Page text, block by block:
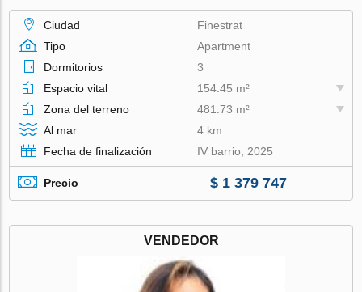
Ciudad
Finestrat
Tipo
Apartment
Dormitorios
3
Espacio vital
154.45 m²
Zona del terreno
481.73 m²
Al mar
4 km
Fecha de finalización
IV barrio, 2025
Precio $ 1 379 747
VENDEDOR